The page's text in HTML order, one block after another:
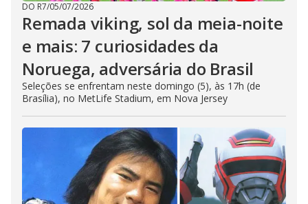
DO R7/05/07/2026
Remada viking, sol da meia-noite
e mais: 7 curiosidades da
Noruega, adversária do Brasil
Seleções se enfrentam neste domingo (5), às 17h (de
Brasília), no MetLife Stadium, em Nova Jersey